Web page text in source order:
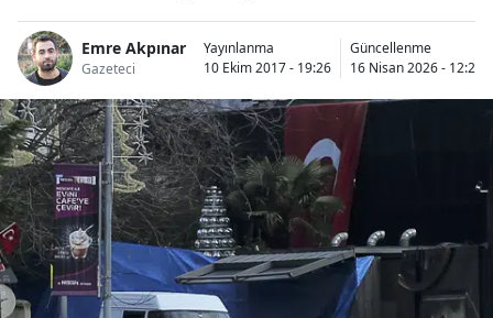
Emre Akpınar
Gazeteci
Yayınlanma
10 Ekim 2017 - 19:26
Güncellenme
16 Nisan 2026 - 12:24